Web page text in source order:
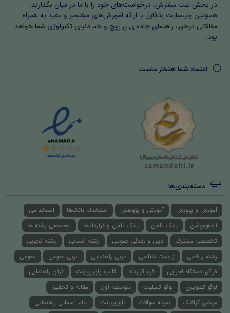
در بخش ثبت سفارش، درخواست‌های خود را با ما در میان بگذارند.
همچنین وب‌سایت بتافایل با ارائه آموزش‌های مختصر و مفید به همراه
مقالاتی درخور، راهنمای جاده ی پر پیچ و خم دنیای تکنولوژی شما خواهد
بود.
اعتماد شما افتخار ماست
دسته‌بندی‌ها
آموزش و پرورش آموزش و پژوهش استخدام بانک‌ها
استخدامی
اینفوموشن
بانک تلفن بانک تلفن و قراردادها
تخصصی رشته ها
تخصصی مشترک
دین و زندگی عمومی رشته انسانی
رشته تجربی
رشته ریاضی
زیست شناسی عربی راهنمایی عربی عمومی
عمومی
فراگیر دستگاه اجرایی
فرم قرارداد قالب پاورپوینت
قرآن راهنمایی
لوگو تصویری
لوگو تمپلیت متوسطه اول
مقاله و تحقیق
موشن گرافیک
نمونه سوالات پاورپوینت
پیام آسمانی راهنمایی